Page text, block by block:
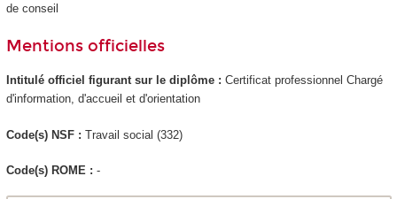
de conseil
Mentions officielles
Intitulé officiel figurant sur le diplôme : Certificat professionnel Chargé
d'information, d'accueil et d'orientation
Code(s) NSF : Travail social (332)
Code(s) ROME : -